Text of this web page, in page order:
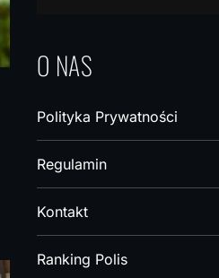
O NAS
Polityka Prywatności
Regulamin
Kontakt
Ranking Polis